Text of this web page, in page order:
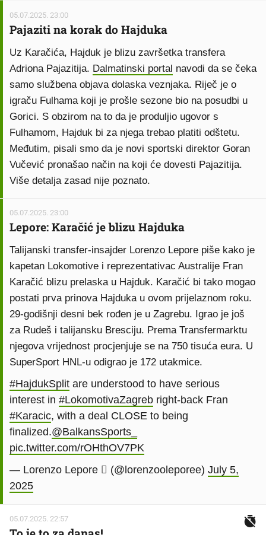
05.07.2025. 23:00
Pajaziti na korak do Hajduka
Uz Karačića, Hajduk je blizu završetka transfera
Adriona Pajazitija. Dalmatinski portal navodi da se čeka
samo službena objava dolaska veznjaka. Riječ je o
igraču Fulhama koji je prošle sezone bio na posudbi u
Gorici. S obzirom na to da je produljio ugovor s
Fulhamom, Hajduk bi za njega trebao platiti odštetu.
Međutim, pisali smo da je novi sportski direktor Goran
Vučević pronašao način na koji će dovesti Pajazitija.
Više detalja zasad nije poznato.
05.07.2025. 23:00
Lepore: Karačić je blizu Hajduka
Talijanski transfer-insajder Lorenzo Lepore piše kako je
kapetan Lokomotive i reprezentativac Australije Fran
Karačić blizu prelaska u Hajduk. Karačić bi tako mogao
postati prva prinova Hajduka u ovom prijelaznom roku.
29-godišnji desni bek rođen je u Zagrebu. Igrao je još
za Rudeš i talijansku Bresciju. Prema Transfermarktu
njegova vrijednost procjenjuje se na 750 tisuća eura. U
SuperSport HNL-u odigrao je 172 utakmice.
#HajdukSplit are understood to have serious
interest in #LokomotivaZagreb right-back Fran
#Karacic, with a deal CLOSE to being
finalized.@BalkansSports_
pic.twitter.com/rOHthOV7PK
— Lorenzo Lepore  (@lorenzooleporee) July 5,
2025
05.07.2025. 22:57